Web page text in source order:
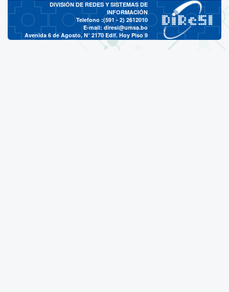
DIVISIÓN DE REDES Y SISTEMAS DE
INFORMACIÓN
Telefono :(591 - 2) 2612010
E-mail: diresi@umsa.bo
Avenida 6 de Agosto, N° 2170 Edif. Hoy Piso 9